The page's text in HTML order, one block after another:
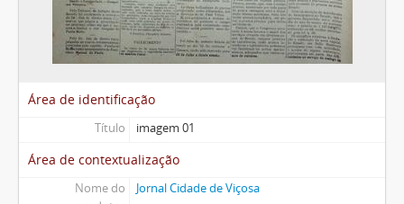
Área de identificação
Título imagem 01
Área de contextualização
Nome do
Jornal Cidade de Viçosa